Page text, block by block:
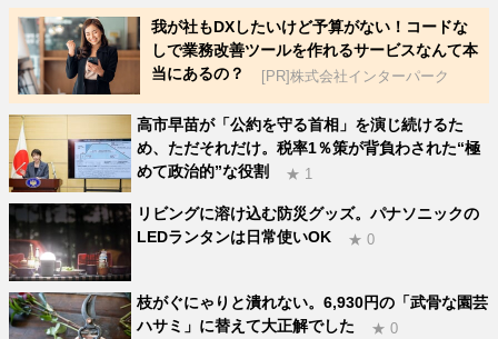
我が社もDXしたいけど予算がない！コードな
しで業務改善ツールを作れるサービスなんて本
当にあるの？
[PR]株式会社インターパーク
高市早苗が「公約を守る首相」を演じ続けるた
め、ただそれだけ。税率1％策が背負わされた“極
めて政治的”な役割
★ 1
リビングに溶け込む防災グッズ。パナソニックの
LEDランタンは日常使いOK
★ 0
枝がぐにゃりと潰れない。6,930円の「武骨な園芸
ハサミ」に替えて大正解でした
★ 0